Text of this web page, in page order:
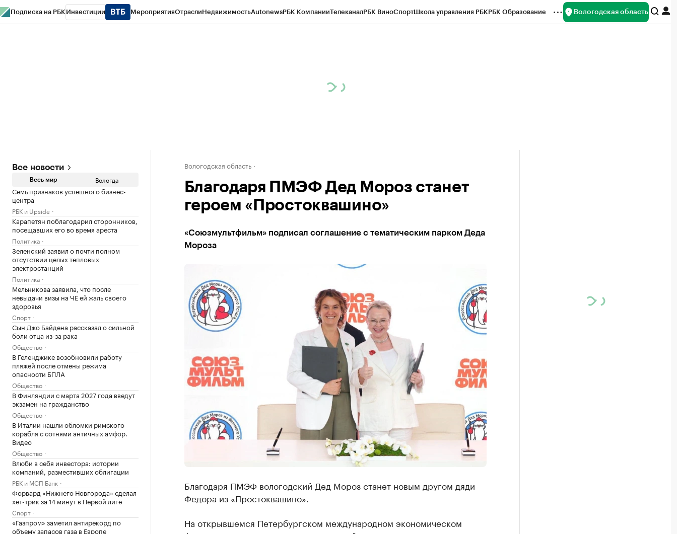
Подписка на РБК Инвестиции МероприятияОтраслиНедвижимостьAutonewsРБК КомпанииТелеканалРБК ВиноСпортШкола управления РБКРБК Образование Вологодская область
Все новости
Весь мир Вологда
Семь признаков успешного бизнес-
центра
РБК и Upside
Карапетян поблагодарил сторонников,
посещавших его во время ареста
Политика
Зеленский заявил о почти полном
отсутствии целых тепловых
электростанций
Политика
Мельникова заявила, что после
невыдачи визы на ЧЕ ей жаль своего
здоровья
Спорт
Сын Джо Байдена рассказал о сильной
боли отца из-за рака
Общество
В Геленджике возобновили работу
пляжей после отмены режима
опасности БПЛА
Общество
В Финляндии с марта 2027 года введут
экзамен на гражданство
Общество
В Италии нашли обломки римского
корабля с сотнями античных амфор.
Видео
Общество
Влюби в себя инвестора: истории
компаний, разместивших облигации
РБК и МСП Банк
Форвард «Нижнего Новгорода» сделал
хет-трик за 14 минут в Первой лиге
Спорт
«Газпром» заметил антирекорд по
объему запасов газа в Европе
Вологодская область
Благодаря ПМЭФ Дед Мороз станет
героем «Простоквашино»
«Союзмультфильм» подписал соглашение с тематическим парком Деда
Мороза
Благодаря ПМЭФ вологодский Дед Мороз станет новым другом дяди
Федора из «Простоквашино».
На открывшемся Петербургском международном экономическом